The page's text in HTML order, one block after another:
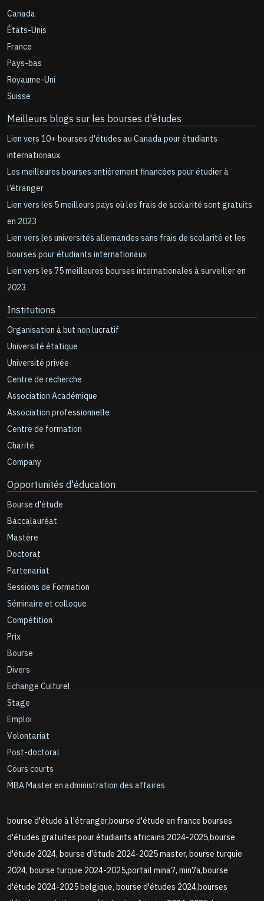
Canada
États-Unis
France
Pays-bas
Royaume-Uni
Suisse
Meilleurs blogs sur les bourses d'études
Lien vers 10+ bourses d'études au Canada pour étudiants
internationaux
Les meilleures bourses entièrement financées pour étudier à
l’étranger
Lien vers les 5 meilleurs pays où les frais de scolarité sont gratuits
en 2023
Lien vers les universités allemandes sans frais de scolarité et les
bourses pour étudiants internationaux
Lien vers les 75 meilleures bourses internationales à surveiller en
2023
Institutions
Organisation à but non lucratif
Université étatique
Université privée
Centre de recherche
Association Académique
Association professionnelle
Centre de formation
Charité
Company
Opportunités d'éducation
Bourse d'étude
Baccalauréat
Mastère
Doctorat
Partenariat
Sessions de Formation
Séminaire et colloque
Compétition
Prix
Bourse
Divers
Echange Culturel
Stage
Emploi
Volontariat
Post-doctoral
Cours courts
MBA Master en administration des affaires
bourse d'étude à l'étranger,bourse d'étude en france bourses
d'études gratuites pour étudiants africains 2024-2025,bourse
d'étude 2024, bourse d'étude 2024-2025 master, bourse turquie
2024, bourse turquie 2024-2025,portail mina7, min7a,bourse
d'étude 2024-2025 belgique, bourse d'études 2024,bourses